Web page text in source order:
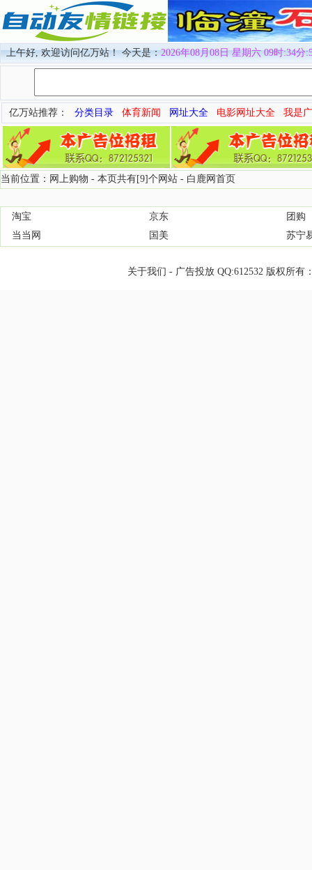
上午好, 欢迎访问亿万站！ 今天是：2026年08月08日 星期六 09时:34分
亿万站推荐： 分类目录 体育新闻 网址大全 电影网址大全 我是
当前位置：网上购物 - 本页共有[9]个网站 - 白鹿网首页
淘宝 京东
团购
当当网
国美 苏宁
关于我们 - 广告投放QQ:612532版权所有